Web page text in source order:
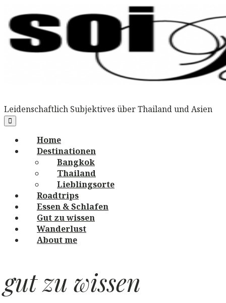
to
content
Leidenschaftlich Subjektives über Thailand und Asien
Main
navigation
Home
Destinationen
Bangkok
Thailand
Lieblingsorte
Roadtrips
Essen & Schlafen
Gut zu wissen
Wanderlust
About me
gut zu wissen